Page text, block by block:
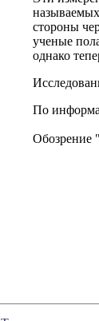
стороны
ученые
однако
По
Обозрение